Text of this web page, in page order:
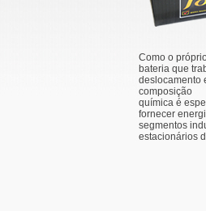
Como o
bateria que
deslocamento
composição
química é
fornecer
segmentos
estacionários